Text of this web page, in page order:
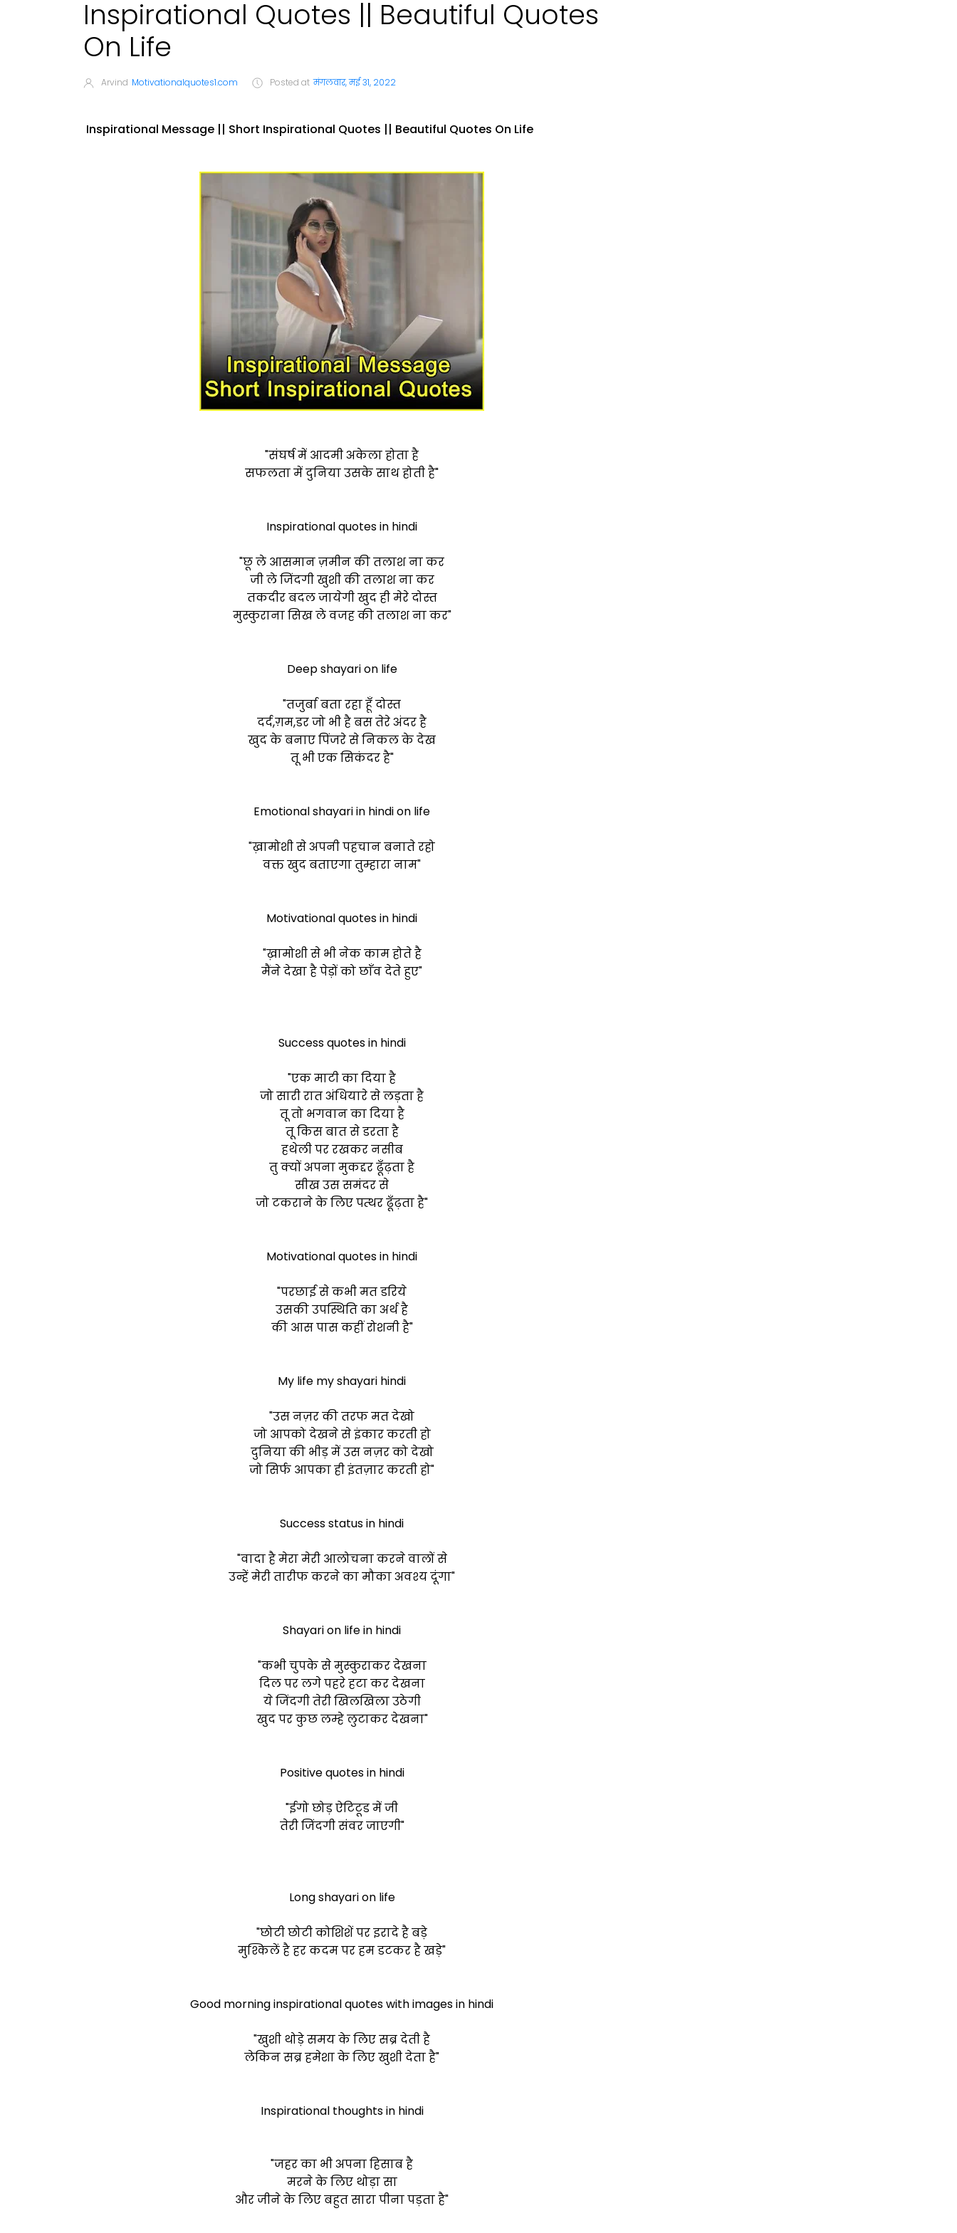
Inspirational Quotes || Beautiful Quotes
On Life
Arvind Motivationalquotes1.com Posted at मंगलवार, मई 31, 2022
Inspirational Message || Short Inspirational Quotes || Beautiful Quotes On Life
"संघर्ष में आदमी अकेला होता है
सफलता में दुनिया उसके साथ होती है"
Inspirational quotes in hindi
"छू ले आसमान ज़मीन की तलाश ना कर
जी ले जिंदगी खुशी की तलाश ना कर
तकदीर बदल जायेगी खुद ही मेरे दोस्त
मुस्कुराना सिख ले वजह की तलाश ना कर"
Deep shayari on life
"तजुर्बा बता रहा हूँ दोस्त
दर्द,ग़म,डर जो भी है बस तेरे अंदर है
खुद के बनाए पिंजरे से निकल के देख
तू भी एक सिकंदर है"
Emotional shayari in hindi on life
"ख़ामोशी से अपनी पहचान बनाते रहो
वक्त खुद बताएगा तुम्हारा नाम"
Motivational quotes in hindi
"ख़ामोशी से भी नेक काम होते है
मैंने देखा है पेड़ों को छाँव देते हुए"
Success quotes in hindi
"एक माटी का दिया है
जो सारी रात अंधियारे से लड़ता है
तू तो भगवान का दिया है
तू किस बात से डरता है
हथेली पर रखकर नसीब
तु क्यों अपना मुकद्दर ढूँढ़ता है
सीख उस समंदर से
जो टकराने के लिए पत्थर ढूँढ़ता है"
Motivational quotes in hindi
"परछाई से कभी मत डरिये
उसकी उपस्थिति का अर्थ है
की आस पास कहीं रोशनी है"
My life my shayari hindi
"उस नज़र की तरफ मत देखो
जो आपको देखने से इंकार करती हो
दुनिया की भीड़ में उस नज़र को देखो
जो सिर्फ आपका ही इंतज़ार करती हो"
Success status in hindi
"वादा है मेरा मेरी आलोचना करने वालों से
उन्हें मेरी तारीफ करने का मौका अवश्य दूंगा"
Shayari on life in hindi
"कभी चुपके से मुस्कुराकर देखना
दिल पर लगे पहरे हटा कर देखना
ये जिंदगी तेरी खिलखिला उठेगी
खुद पर कुछ लम्हे लुटाकर देखना"
Positive quotes in hindi
"ईगो छोड़ ऐटिटूड में जी
तेरी जिंदगी संवर जाएगी"
Long shayari on life
"छोटी छोटी कोशिशें पर इरादे है बड़े
मुश्किलें है हर कदम पर हम डटकर है खड़े"
Good morning inspirational quotes with images in hindi
"खुशी थोड़े समय के लिए सब्र देती है
लेकिन सब्र हमेशा के लिए खुशी देता है"
Inspirational thoughts in hindi
"जहर का भी अपना हिसाब है
मरने के लिए थोड़ा सा
और जीने के लिए बहुत सारा पीना पड़ता है"